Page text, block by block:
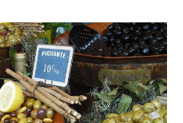
de France féminin le
toute la journée.